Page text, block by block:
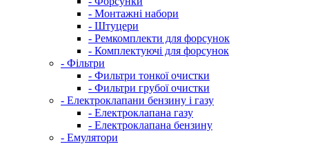
- Монтажні набори
- Штуцери
- Ремкомплекти для форсунок
- Комплектуючі для форсунок
- Фільтри
- Фильтри тонкої очистки
- Фильтри грубої очистки
- Електроклапани бензину і газу
- Електроклапана газу
- Електроклапана бензину
- Емулятори